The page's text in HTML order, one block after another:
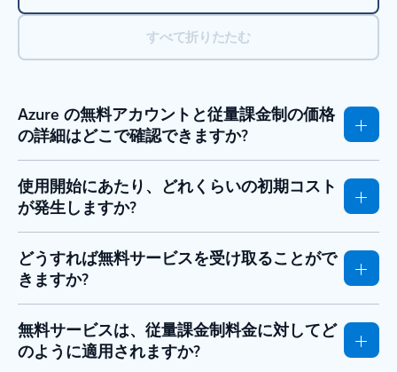
すべて折りたたむ
Azure の無料アカウントと従量課金制の価格
の詳細はどこで確認できますか?
使用開始にあたり、どれくらいの初期コスト
が発生しますか?
どうすれば無料サービスを受け取ることがで
きますか?
無料サービスは、従量課金制料金に対してど
のように適用されますか?